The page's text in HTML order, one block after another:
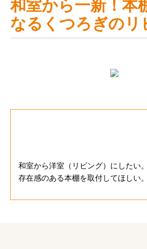
和室から一新！本
なるくつろぎのリ
和室から洋室（リビング）にしたい。
存在感のある本棚を取付してほしい。